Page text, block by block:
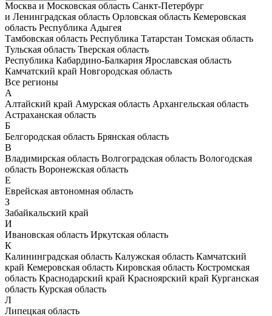
Москва и Московская область Санкт-Петербург
и Ленинградская область Орловская область Кемеровская
область Республика Адыгея
Тамбовская область Республика Татарстан Томская область
Тульская область Тверская область
Республика Кабардино-Балкария Ярославская область
Камчатский край Новгородская область
Все регионы
А
Алтайский край Амурская область Архангельская область
Астраханская область
Б
Белгородская область Брянская область
В
Владимирская область Волгоградская область Вологодская
область Воронежская область
Е
Еврейская автономная область
З
Забайкальский край
И
Ивановская область Иркутская область
К
Калининградская область Калужская область Камчатский
край Кемеровская область Кировская область Костромская
область Краснодарский край Красноярский край Курганская
область Курская область
Л
Липецкая область